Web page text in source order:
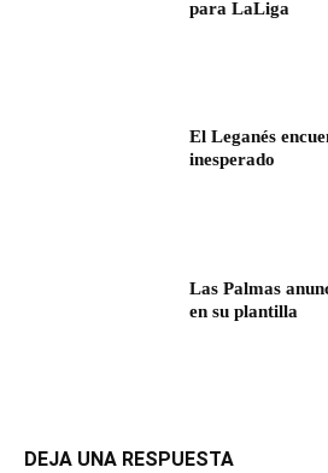
para LaLiga
El Leganés
inesperado
Las Palmas
en su plantilla
DEJA UNA RESPUESTA